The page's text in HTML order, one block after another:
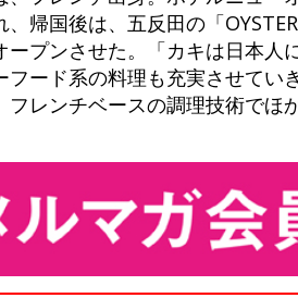
帰国後は、五反田の「
プンさせた。「カキは日本人
ード系の料理も充実させてい
レンチベースの調理技術でほ